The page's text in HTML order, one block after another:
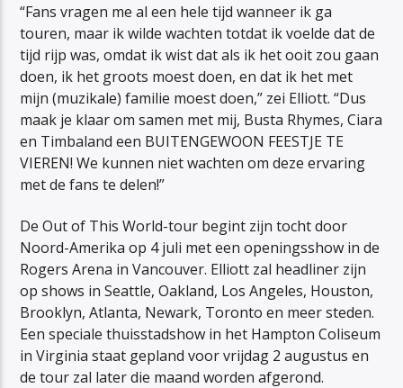
“Fans vragen me al een hele tijd wanneer ik ga
touren, maar ik wilde wachten totdat ik voelde dat de
tijd rijp was, omdat ik wist dat als ik het ooit zou gaan
doen, ik het groots moest doen, en dat ik het met
mijn (muzikale) familie moest doen,” zei Elliott. “Dus
maak je klaar om samen met mij, Busta Rhymes, Ciara
en Timbaland een BUITENGEWOON FEESTJE TE
VIEREN! We kunnen niet wachten om deze ervaring
met de fans te delen!”
De Out of This World-tour begint zijn tocht door
Noord-Amerika op 4 juli met een openingsshow in de
Rogers Arena in Vancouver. Elliott zal headliner zijn
op shows in Seattle, Oakland, Los Angeles, Houston,
Brooklyn, Atlanta, Newark, Toronto en meer steden.
Een speciale thuisstadshow in het Hampton Coliseum
in Virginia staat gepland voor vrijdag 2 augustus en
de tour zal later die maand worden afgerond.